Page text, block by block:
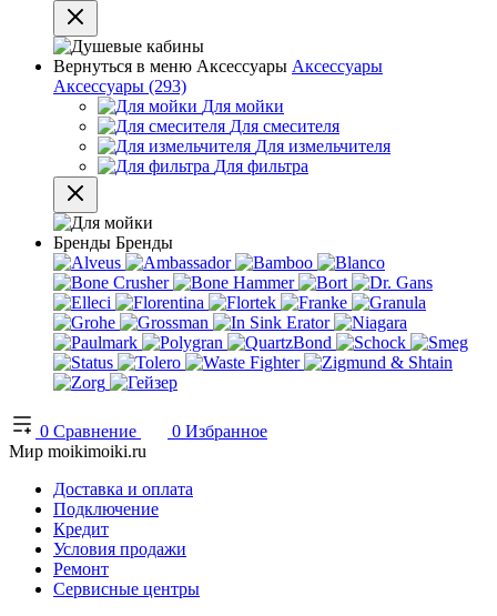
Вернуться в меню Аксессуары Аксессуары
Аксессуары (293)
Для мойки
Для смесителя
Для измельчителя
Для фильтра
Бренды Бренды
0 Сравнение 0 Избранное
Мир moikimoiki.ru
Доставка и оплата
Подключение
Кредит
Условия продажи
Ремонт
Сервисные центры